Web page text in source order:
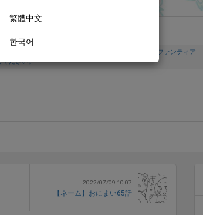
繁體中文
한국어
者または保護者の同意書を提出しています。また、ファンティア
ください。
2022/07/09 10:07
【ネーム】おにまい65話